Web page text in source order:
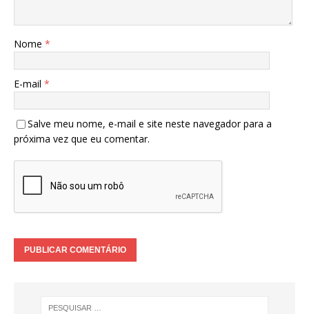
Nome *
E-mail *
Salve meu nome, e-mail e site neste navegador para a
próxima vez que eu comentar.